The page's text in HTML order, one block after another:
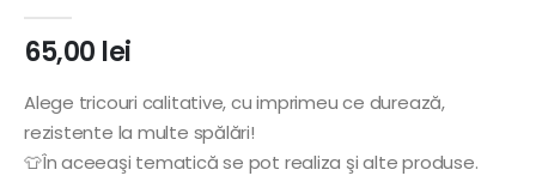
65,00 lei
Alege tricouri calitative, cu imprimeu ce durează,
rezistente la multe spălări!
👕În aceeaşi tematică se pot realiza şi alte produse.